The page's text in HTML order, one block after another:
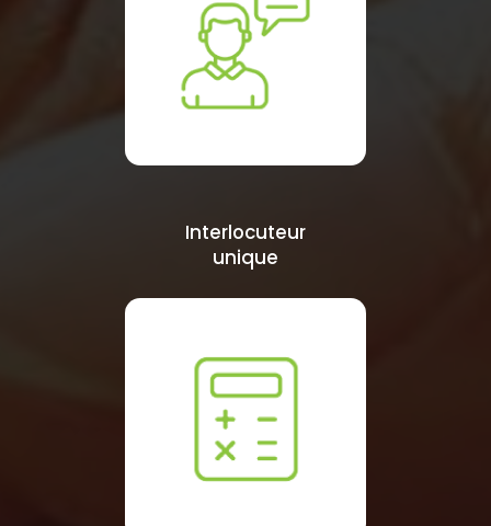
Interlocuteur
unique